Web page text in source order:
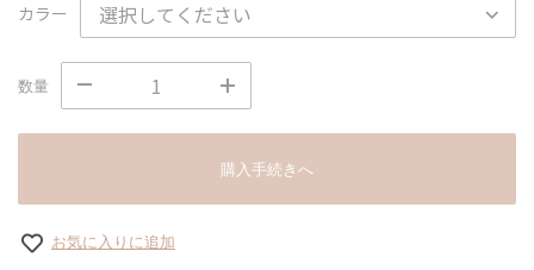
カラー
数量
購入手続きへ
お気に入りに追加